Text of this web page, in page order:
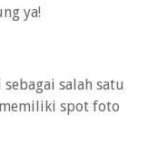
ya!
salah satu
spot foto